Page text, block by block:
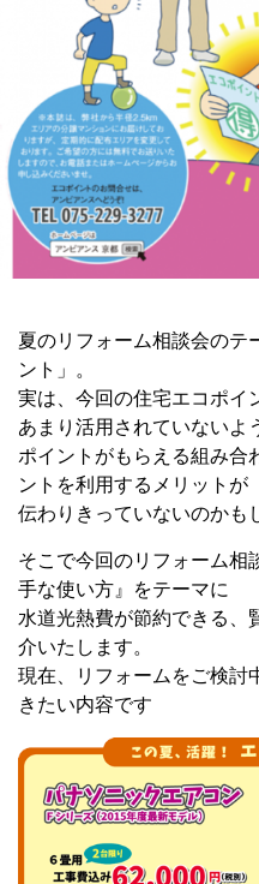
夏のリフォーム相談会のテ
ント」。
実は、今回の住宅エコポイ
あまり活用されていないよ
ポイントがもらえる組み合
ントを利用するメリットが
伝わりきっていないのかも
そこで今回のリフォーム相
手な使い方』をテーマに
水道光熱費が節約できる、
介いたします。
現在、リフォームをご検討
きたい内容です